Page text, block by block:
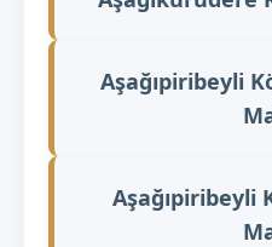
Aşağıpiribeyli
Aşağıpiribeyli